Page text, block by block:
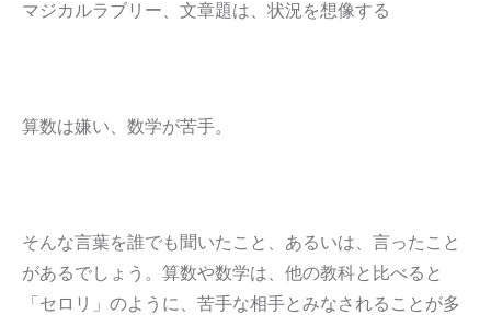
マジカルラブリー、文章題は、状況を想像する
算数は嫌い、数学が苦手。
そんな言葉を誰でも聞いたこと、あるいは、言ったこと
があるでしょう。算数や数学は、他の教科と比べると
「セロリ」のように、苦手な相手とみなされることが多